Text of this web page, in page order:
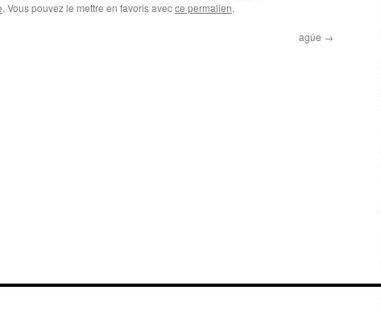
. Vous pouvez le mettre en favoris avecce permalien.
agûe →